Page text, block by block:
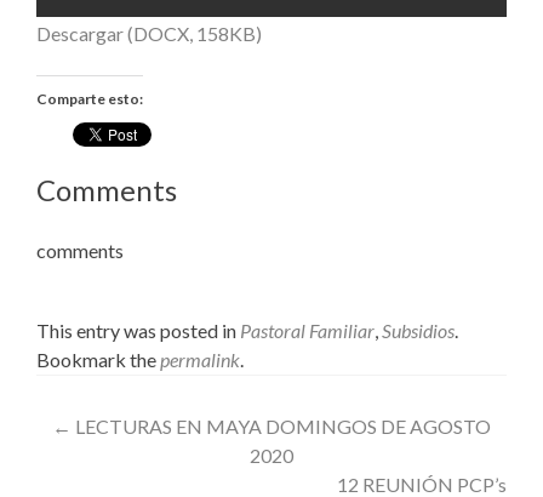
Descargar (DOCX, 158KB)
Comparte esto:
Comments
comments
This entry was posted in Pastoral Familiar,Subsidios.
Bookmark thepermalink.
Post
← LECTURAS EN MAYA DOMINGOS DE AGOSTO
2020
12 REUNIÓN PCP’s